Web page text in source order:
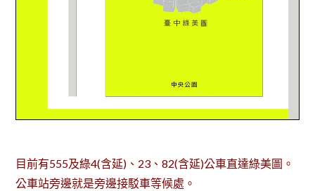
目前有555及綠4(含延)、23、82(含延)公車直達綠美圖。
公車站旁邊就是旁邊接駁車等候處。